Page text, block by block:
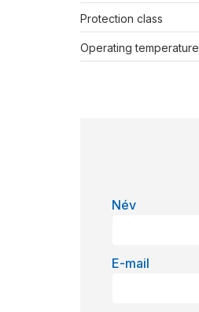
Protection class
Operating temperature
Név
E-mail